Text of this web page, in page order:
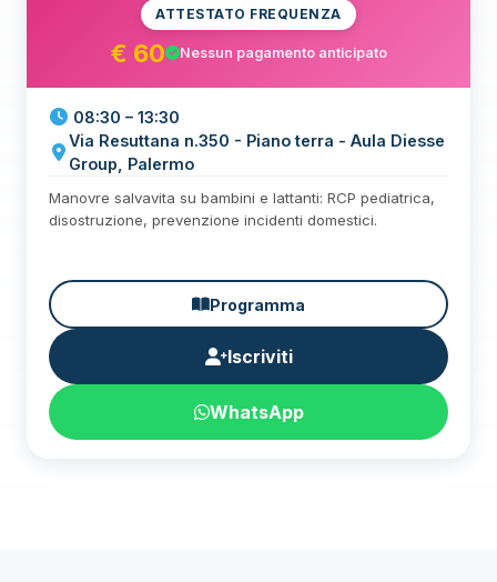
ATTESTATO FREQUENZA
€ 60 Nessun pagamento anticipato
08:30 – 13:30
Via Resuttana n.350 - Piano terra - Aula Diesse
Group, Palermo
Manovre salvavita su bambini e lattanti: RCP pediatrica,
disostruzione, prevenzione incidenti domestici.
Programma
Iscriviti
WhatsApp